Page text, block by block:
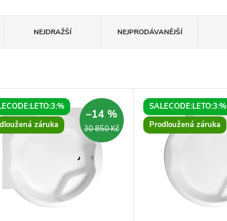
NEJDRAŽŠÍ NEJPRODÁVANĚJŠÍ
záruka
30 850 Kč
–14 %
SALECODE:LETO:3:%
Prodloužená záruka